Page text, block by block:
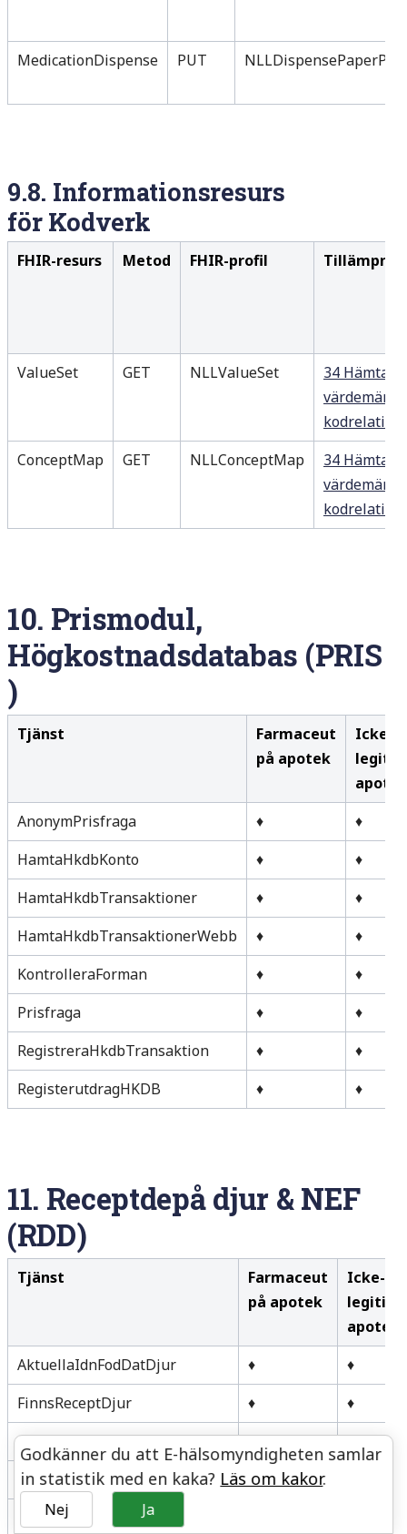
MedicationDispense PUT
9.8. Informationsresurs
för Kodverk
FHIR-resurs Metod FHIR-profil
ValueSet GET NLLValueSet
34 Hämta
ConceptMap
GET NLLConceptMap
34 Hämta
10. Prismodul,
Högkostnadsdatabas (PRIS
)
Tjänst
Farmaceut
på apotek
Icke-
AnonymPrisfraga
♦
♦
HamtaHkdbKonto
♦
♦
HamtaHkdbTransaktioner
♦
♦
HamtaHkdbTransaktionerWebb
♦
♦
KontrolleraForman
♦
♦
Prisfraga
♦
♦
RegistreraHkdbTransaktion
♦
♦
RegisterutdragHKDB
♦ ♦
11. Receptdepå djur & NEF
(RDD)
Tjänst
Farmaceut
på apotek
Icke-
AktuellaIdnFodDatDjur
♦
♦
FinnsReceptDjur
♦
♦
GodkannExpeditionDjur
♦
♦
HamtaAdresseradeReceptDjur
♦
HamtaAktuellaReceptDjur
Godkänner du att E-hälsomyndigheten samlar
in statistik med en kaka? Läs om kakor.
Nej Ja